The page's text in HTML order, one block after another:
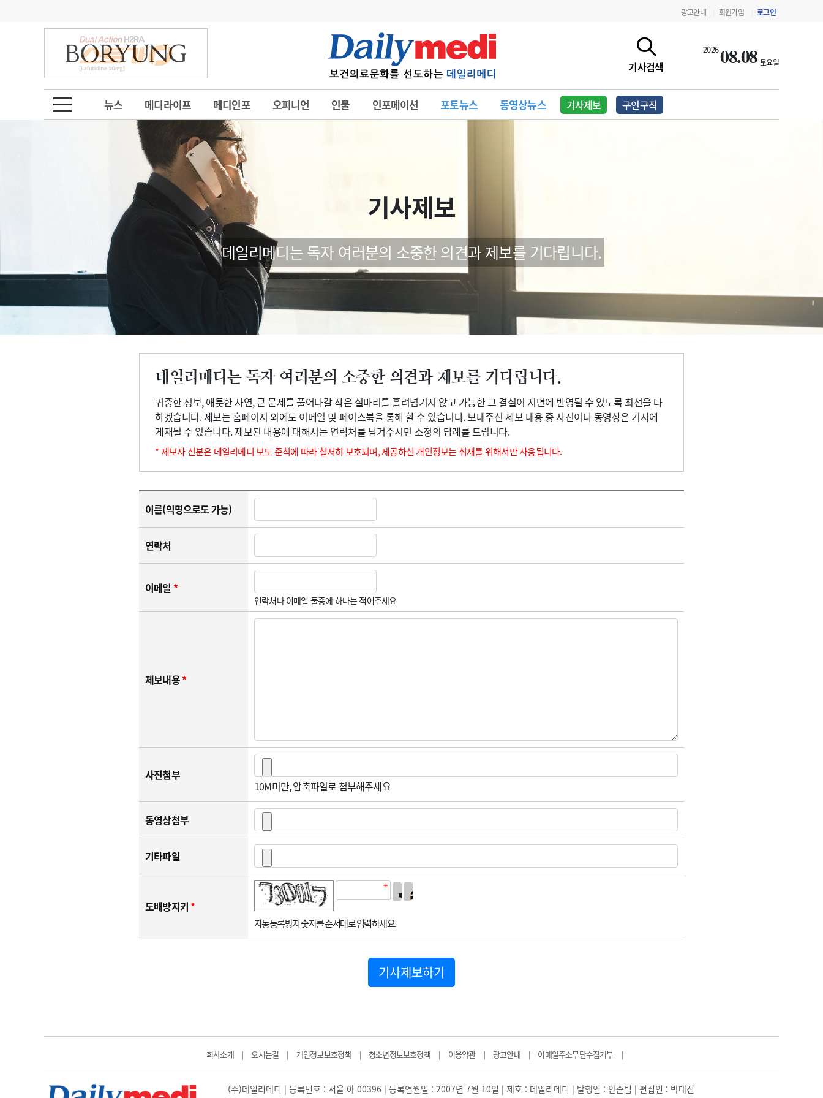
광고안내 회원가입 로그인
기사검색
202608.08 토요일
뉴스 메디라이프 메디인포 오피니언 인물 인포메이션 포토뉴스 동영상뉴스 기사제보 구인구직
금주의 검색어
1
의사인력 수급 추계
2
성분명 처방
3
AI의료
4
전공의 모집 결과
의사국시 합격률
6
관리급여 실시
의과대학 입시
10 약가인하
메디인포 사고
오피니언 칼럼 수첩
인물 초대석 피플
포토뉴스
지역병원 중소병원
행정처분 판례
학회·연수강좌 학회/연수강좌 행사
법적고지
기사제보
데일리메디는 독자 여러분의 소중한 의견과 제보를 기다립니다.
데일리메디는 독자 여러분의 소중한 의견과 제보를 기다립니다.
귀중한 정보, 애틋한 사연, 큰 문제를 풀어나갈 작은 실마리를 흘려넘기지 않고 가능한 그 결실이 지면에 반영될 수 있도록 최선을 다
하겠습니다. 제보는 홈페이지 외에도 이메일 및 페이스북을 통해 할 수 있습니다. 보내주신 제보 내용 중 사진이나 동영상은 기사에
게재될 수 있습니다. 제보된 내용에 대해서는 연락처를 남겨주시면 소정의 답례를 드립니다.
* 제보자 신분은 데일리메디 보도 준칙에 따라 철저히 보호되며, 제공하신 개인정보는 취재를 위해서만 사용됩니다.
이름(익명으로도 가능)
연락처
이메일 *
연락처나 이메일 둘중에 하나는 적어주세요
제보내용*
사진첨부
10M미만, 압축파일로 첨부해주세요
동영상첨부
기타파일
도배방지키 *
자동등록방지 숫자를 순서대로 입력하세요.
기사제보하기
회사소개 | 오시는길 | 개인정보보호정책 | 청소년정보보호정책 | 이용약관 | 광고안내 | 이메일주소무단수집거부 |
(주)데일리메디 | 등록번호 : 서울 아 00396 | 등록연월일 : 2007년 7월 10일 | 제호 : 데일리메디 | 발행인 : 안순범 | 편집인 : 박대진